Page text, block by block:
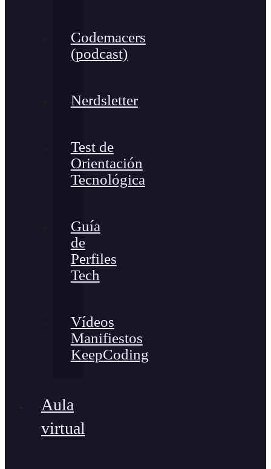
Codemacers
(podcast)
Nerdsletter
Test de
Orientación
Tecnológica
Guía
de
Perfiles
Tech
Vídeos
Manifiestos
KeepCoding
Aula
virtual